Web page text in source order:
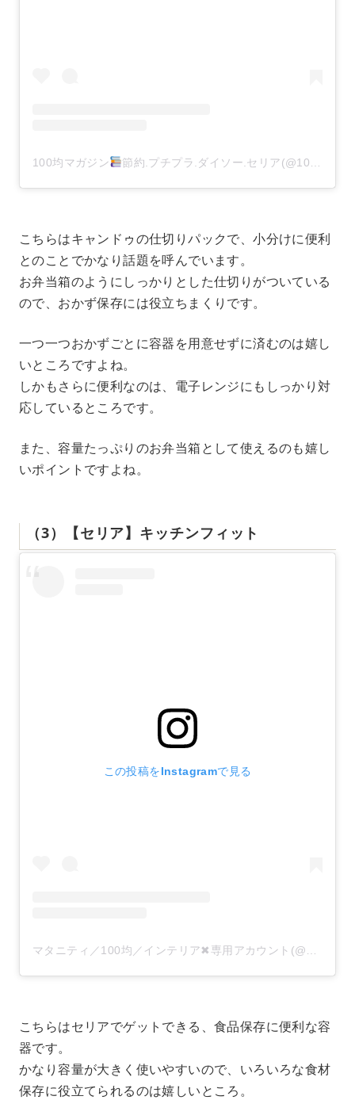
100均マガジン 節約.プチプラ.ダイソー.セリア(@100kin_mag)がシェアした投稿
こちらはキャンドゥの仕切りパックで、小分けに便利
とのことでかなり話題を呼んでいます。
お弁当箱のようにしっかりとした仕切りがついている
ので、おかず保存には役立ちまくりです。
一つ一つおかずごとに容器を用意せずに済むのは嬉し
いところですよね。
しかもさらに便利なのは、電子レンジにもしっかり対
応しているところです。
また、容量たっぷりのお弁当箱として使えるのも嬉し
いポイントですよね。
（3）【セリア】キッチンフィット
この投稿をInstagramで見る
こちらはセリアでゲットできる、食品保存に便利な容
器です。
かなり容量が大きく使いやすいので、いろいろな食材
保存に役立てられるのは嬉しいところ。